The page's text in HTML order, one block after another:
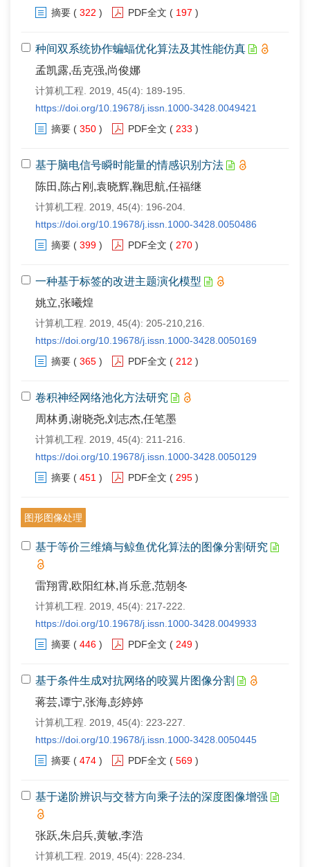
摘要 ( 322 ) PDF全文 ( 197 )
种间双系统协作蝙蝠优化算法及其性能仿真
孟凯露,岳克强,尚俊娜
计算机工程. 2019, 45(4): 189-195.
https://doi.org/10.19678/j.issn.1000-3428.0049421
摘要 ( 350 ) PDF全文 ( 233 )
基于脑电信号瞬时能量的情感识别方法
陈田,陈占刚,袁晓辉,鞠思航,任福继
计算机工程. 2019, 45(4): 196-204.
https://doi.org/10.19678/j.issn.1000-3428.0050486
摘要 ( 399 ) PDF全文 ( 270 )
一种基于标签的改进主题演化模型
姚立,张曦煌
计算机工程. 2019, 45(4): 205-210,216.
https://doi.org/10.19678/j.issn.1000-3428.0050169
摘要 ( 365 ) PDF全文 ( 212 )
卷积神经网络池化方法研究
周林勇,谢晓尧,刘志杰,任笔墨
计算机工程. 2019, 45(4): 211-216.
https://doi.org/10.19678/j.issn.1000-3428.0050129
摘要 ( 451 ) PDF全文 ( 295 )
图形图像处理
基于等价三维熵与鲸鱼优化算法的图像分割研究
雷翔霄,欧阳红林,肖乐意,范朝冬
计算机工程. 2019, 45(4): 217-222.
https://doi.org/10.19678/j.issn.1000-3428.0049933
摘要 ( 446 ) PDF全文 ( 249 )
基于条件生成对抗网络的咬翼片图像分割
蒋芸,谭宁,张海,彭婷婷
计算机工程. 2019, 45(4): 223-227.
https://doi.org/10.19678/j.issn.1000-3428.0050445
摘要 ( 474 ) PDF全文 ( 569 )
基于递阶辨识与交替方向乘子法的深度图像增强
张跃,朱启兵,黄敏,李浩
计算机工程. 2019, 45(4): 228-234.